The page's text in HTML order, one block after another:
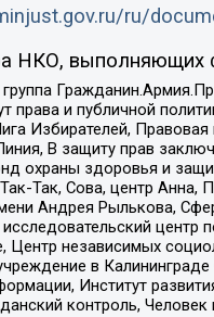
ru/
НКО, выполняющих
права и публичной
Избирателей,
В защиту прав
охраны здоровья и
Так, Сова, центр
Андрея Рылькова,
Центр независимых
в
Институт
контроль,